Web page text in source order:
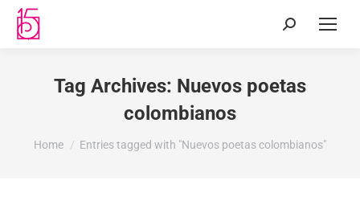
Tag Archives: Nuevos poetas
colombianos
You are here:
Home Entries tagged with "Nuevos poetas colombianos"